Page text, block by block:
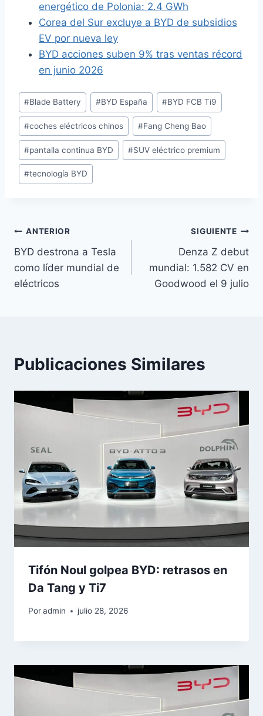
energético de Polonia: 2.4 GWh
Corea del Sur excluye a BYD de subsidios
EV por nueva ley
BYD acciones suben 9% tras ventas récord
en junio 2026
Etiquetas
de
la
entrada:
#Blade Battery #BYD España #BYD FCB Ti9
#coches eléctricos chinos #Fang Cheng Bao
#pantalla continua BYD #SUV eléctrico premium
#tecnología BYD
Navegación
de
entradas
ANTERIOR
BYD destrona a Tesla
como líder mundial de
eléctricos
SIGUIENTE
Denza Z debut
mundial: 1.582 CV en
Goodwood el 9 julio
Publicaciones Similares
Tifón Noul golpea BYD: retrasos en
Da Tang y Ti7
Poradmin julio 28, 2026